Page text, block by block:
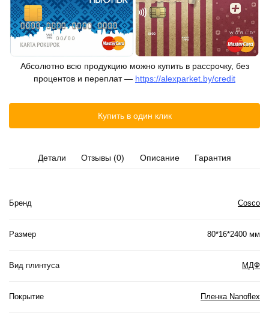
Абсолютно всю продукцию можно купить в рассрочку, без
процентов и переплат — https://alexparket.by/credit
Купить в один клик
Детали Отзывы (0) Описание Гарантия
Бренд Cosco
Размер 80*16*2400 мм
Вид плинтуса МДФ
Покрытие Пленка Nanoflex